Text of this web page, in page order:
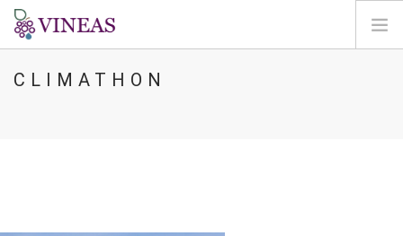
PÁGINA INICIAL
CLIMATHON